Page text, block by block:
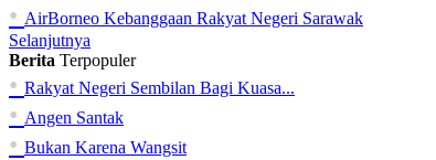
• AirBorneo Kebanggaan Rakyat Negeri Sarawak
Selanjutnya
Berita Terpopuler
• Rakyat Negeri Sembilan Bagi Kuasa...
• Angen Santak
• Bukan Karena Wangsit